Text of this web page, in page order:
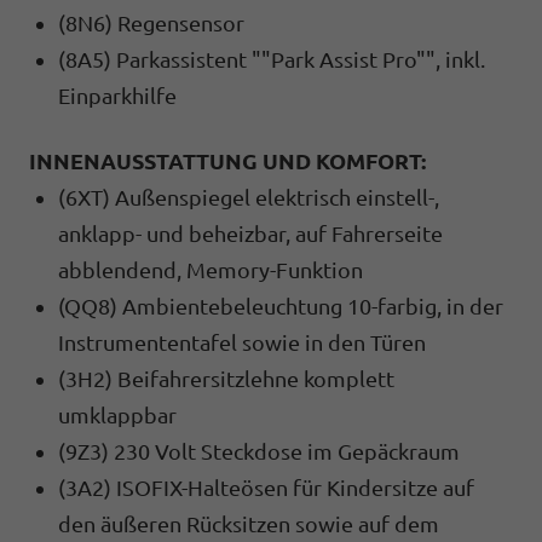
(8N6) Regensensor
(8A5) Parkassistent ""Park Assist Pro"", inkl.
Einparkhilfe
INNENAUSSTATTUNG UND KOMFORT:
(6XT) Außenspiegel elektrisch einstell-,
anklapp- und beheizbar, auf Fahrerseite
abblendend, Memory-Funktion
(QQ8) Ambientebeleuchtung 10-farbig, in der
Instrumententafel sowie in den Türen
(3H2) Beifahrersitzlehne komplett
umklappbar
(9Z3) 230 Volt Steckdose im Gepäckraum
(3A2) ISOFIX-Halteösen für Kindersitze auf
den äußeren Rücksitzen sowie auf dem